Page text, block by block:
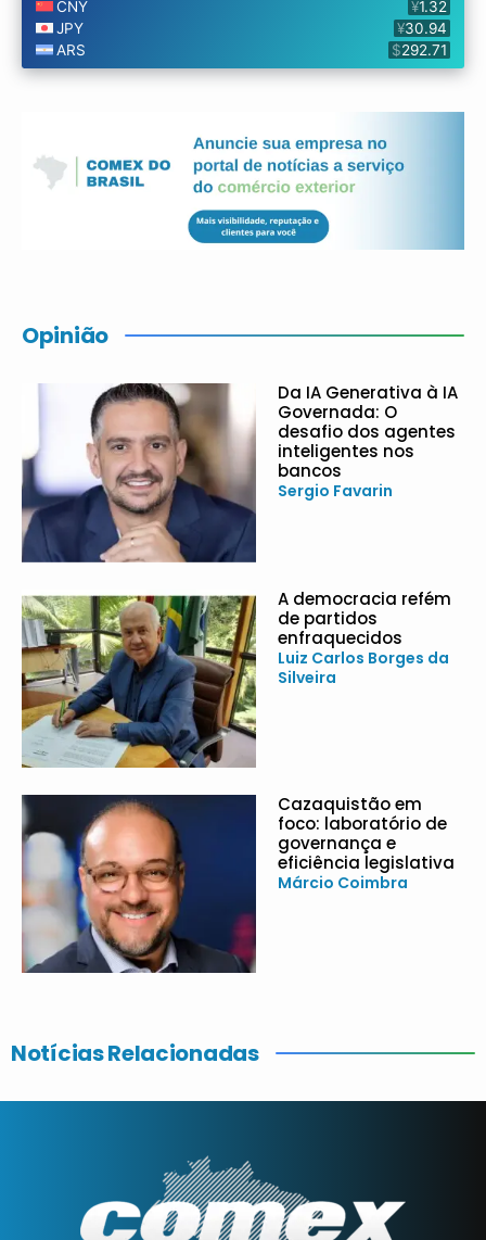
Opinião
Da IA Generativa à IA
Governada: O
desafio dos agentes
inteligentes nos
bancos
Sergio Favarin
A democracia refém
de partidos
enfraquecidos
Luiz Carlos Borges da
Silveira
Cazaquistão em
foco: laboratório de
governança e
eficiência legislativa
Márcio Coimbra
Notícias Relacionadas